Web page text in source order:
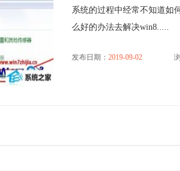
系统的过程中经常不知道如
么好的办法去解决win8.....
发布日期： 2019-09-02